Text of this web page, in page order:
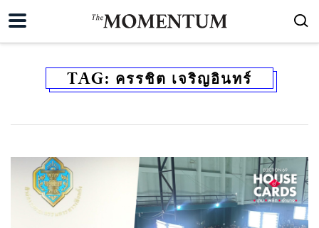
TAG: ครรชิต เจริญอินทร์